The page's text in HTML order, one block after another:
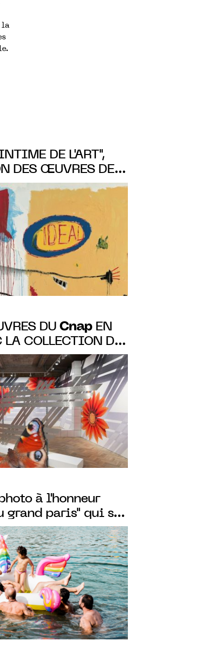
la
DE L'ART",
DES ŒUVRES DE
LAMBERT,
, À LA
AVIGNON DU
2023
DU CnapEN
LA COLLECTION DU
DÈS LE 29 JANV.
à l'honneur
grand paris" qui se
du 24 juin